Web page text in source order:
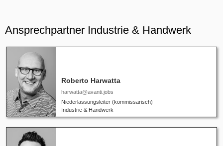
Ansprechpartner Industrie & Handwerk
Roberto Harwatta
harwatta@avanti.jobs
Niederlassungsleiter (kommissarisch)
Industrie & Handwerk